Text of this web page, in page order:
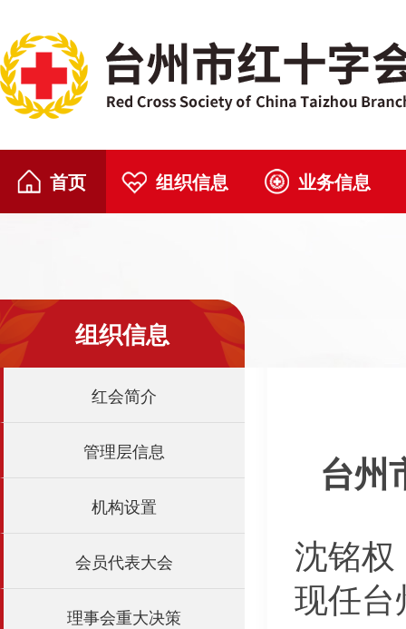
首页 组织信息 业务信息
组织信息
红会简介
管理层信息
机构设置
会员代表大会
理事会重大决策
台州
沈铭权
现任台